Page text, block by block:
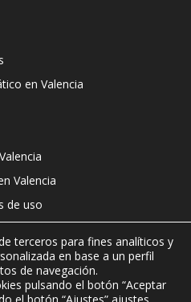
en Valencia
Valencia
de uso
terceros para fines analíticos y
en base a un perfil
de navegación.
pulsando el botón “Aceptar